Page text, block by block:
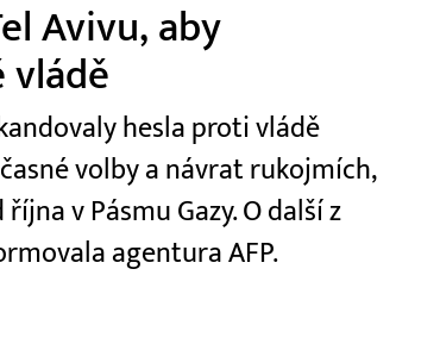
Avivu, aby
vládě
hesla proti vládě
volby a návrat rukojmích,
v Pásmu Gazy. O další z
agentura AFP.